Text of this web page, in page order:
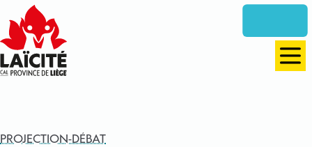
directement
vers
le
contenu
PROJECTION-DÉBAT